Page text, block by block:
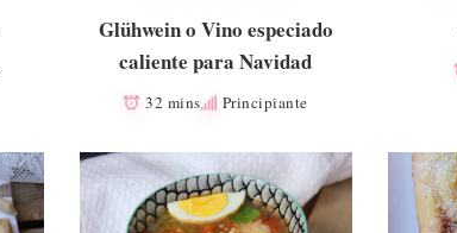
Glühwein o Vino especiado
caliente para Navidad
32 mins Principiante